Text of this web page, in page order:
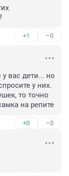
+1 –0
вас дети... но
у них.
то точно
на репите
+0 –0